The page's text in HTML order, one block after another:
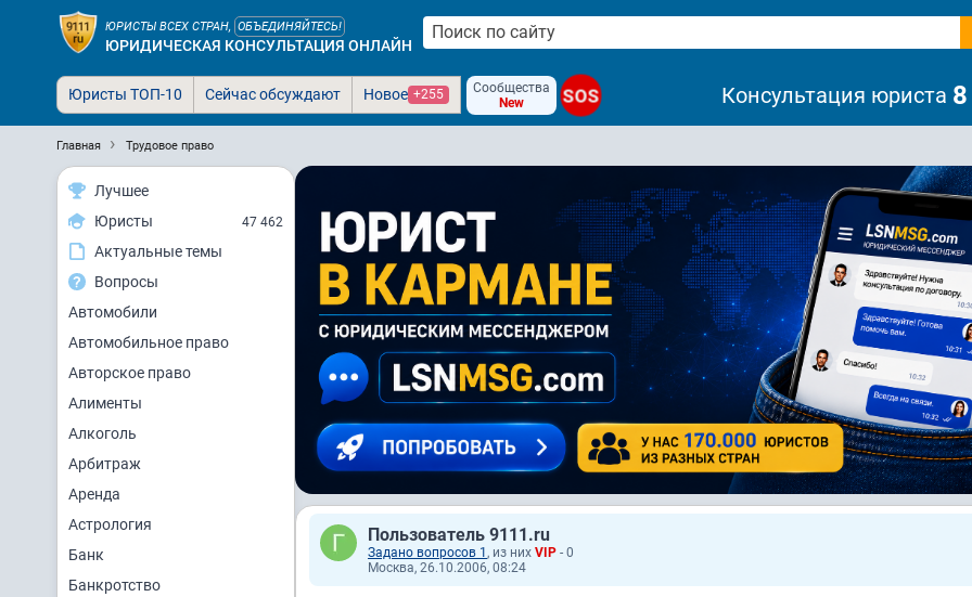
ЮРИСТЫ ВСЕХ СТРАН, ОБЪЕДИНЯЙТЕСЬ!
ЮРИДИЧЕСКАЯ КОНСУЛЬТАЦИЯ ОНЛАЙН
Юристы ТОП-10 Сейчас обсуждают Новое +255
Сообщества
New
SOS Консультация юриста
Главная Трудовое право
Лучшее
Юристы
47 462
Актуальные темы
Вопросы
Автомобили
Автомобильное право
Авторское право
Алименты
Алкоголь
Арбитраж
Аренда
Астрология
Банк
Банкротство
Пользователь 9111.ru
Задано вопросов 1 , из них VIP - 0
Москва, 26.10.2006, 08:24